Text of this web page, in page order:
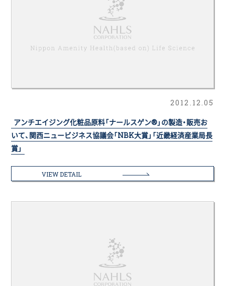
2012.12.05
アンチエイジング化粧品原料「ナールスゲン®」の製造・販売お
いて、関西ニュービジネス協議会「NBK大賞」「近畿経済産業局長
賞」
VIEW DETAIL